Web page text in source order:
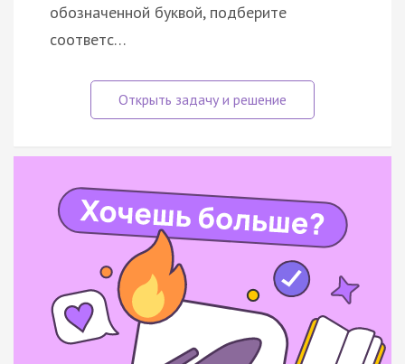
обозначенной буквой, подберите
соответс…